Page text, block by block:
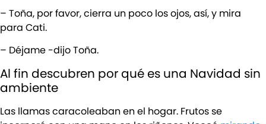
– Toña, por favor, cierra un poco los ojos, así, y mira
para Cati.
– Déjame -dijo Toña.
Al fin descubren por qué es una Navidad sin
ambiente
Las llamas caracoleaban en el hogar. Frutos se